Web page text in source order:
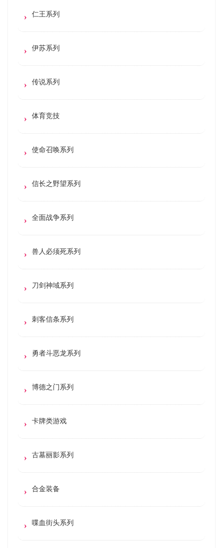
仁王系列
伊苏系列
传说系列
体育竞技
使命召唤系列
信长之野望系列
全面战争系列
兽人必须死系列
刀剑神域系列
刺客信条系列
勇者斗恶龙系列
博德之门系列
卡牌类游戏
古墓丽影系列
合金装备
喋血街头系列